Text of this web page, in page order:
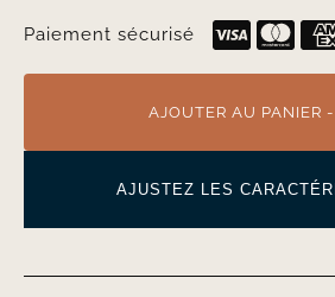
Paiement sécurisé
AJOUTER AU PANIER
AJUSTEZ LES